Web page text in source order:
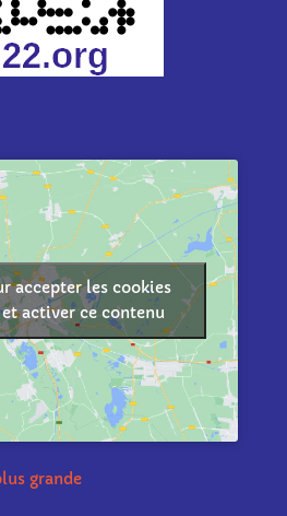
accepter les cookies
activer ce contenu
grande